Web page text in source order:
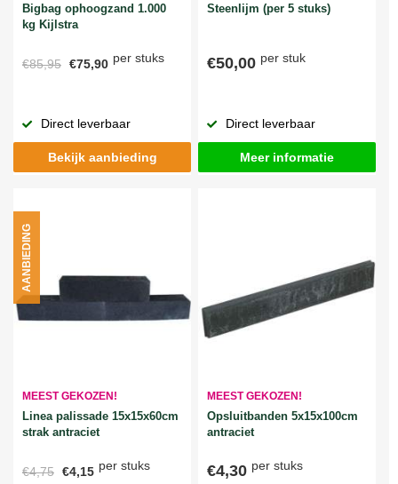
Bigbag ophoogzand 1.000
kg Kijlstra
€85,95 €75,90 per stuks
Direct leverbaar
Bekijk aanbieding
Steenlijm (per 5 stuks)
€50,00 per stuk
Direct leverbaar
Meer informatie
MEEST GEKOZEN!
Linea palissade 15x15x60cm
strak antraciet
€4,75 €4,15 per stuks
AANBIEDING
MEEST GEKOZEN!
Opsluitbanden 5x15x100cm
antraciet
€4,30 per stuks